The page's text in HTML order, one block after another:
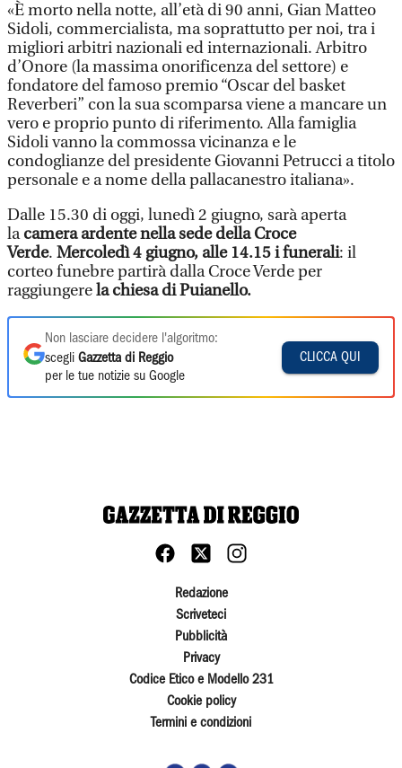
«È morto nella notte, all’età di 90 anni, Gian Matteo
Sidoli, commercialista, ma soprattutto per noi, tra i
migliori arbitri nazionali ed internazionali. Arbitro
d’Onore (la massima onorificenza del settore) e
fondatore del famoso premio “Oscar del basket
Reverberi” con la sua scomparsa viene a mancare un
vero e proprio punto di riferimento. Alla famiglia
Sidoli vanno la commossa vicinanza e le
condoglianze del presidente Giovanni Petrucci a titolo
personale e a nome della pallacanestro italiana».
Dalle 15.30 di oggi, lunedì 2 giugno, sarà aperta
lacamera ardente nella sede della Croce
Verde. Mercoledì 4 giugno, alle 14.15 i funerali: il
corteo funebre partirà dalla Croce Verde per
raggiungerela chiesa di Puianello.
Non lasciare decidere l'algoritmo:
scegli Gazzetta di Reggio
per le tue notizie su Google
CLICCA QUI
Redazione
Scriveteci
Pubblicità
Privacy
Codice Etico e Modello 231
Cookie policy
Termini e condizioni